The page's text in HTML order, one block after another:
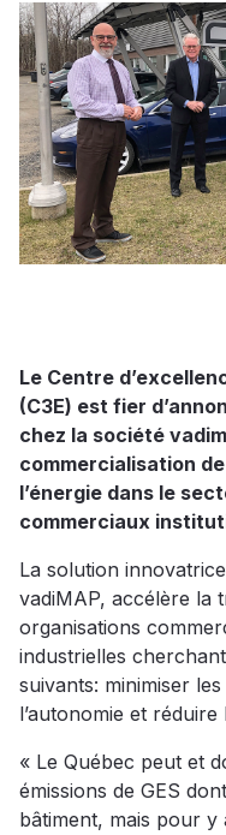
Le Centre
(C3E) est fier
chez la société
commercialisation
l’énergie dans le
commerciaux
La solution
vadiMAP, accélère la
organisations
industrielles
suivants: minimiser
l’autonomie et
« Le Québec peut et
émissions de GES
bâtiment, mais pour